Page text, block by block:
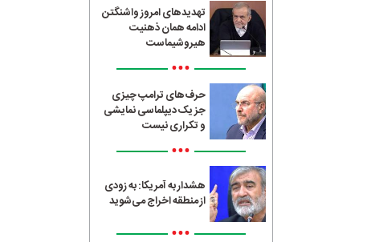
تهدیدهای امروز واشنگتن
ادامه همان ذهنیت
هیروشیماست
•••
حرف‌های ترامپ چیزی
جز یک دیپلماسی نمایشی
و تکراری نیست
•••
هشدار به آمریکا: به زودی
از منطقه اخراج می‌شوید
•••